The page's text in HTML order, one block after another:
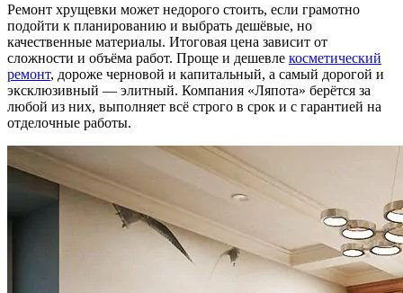
Ремонт хрущевки может недорого стоить, если грамотно
подойти к планированию и выбрать дешёвые, но
качественные материалы. Итоговая цена зависит от
сложности и объёма работ. Проще и дешевле косметический
ремонт, дороже черновой и капитальный, а самый дорогой и
эксклюзивный — элитный. Компания «Ляпота» берётся за
любой из них, выполняет всё строго в срок и с гарантией на
отделочные работы.